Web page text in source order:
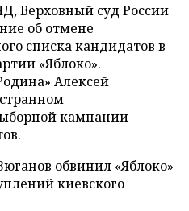
Верховный суд России
об отмене
списка кандидатов в
«Яблоко».
Алексей
кампании
обвинил «Яблоко»
киевского